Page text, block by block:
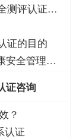
测评认证中
证的目的
安全管理
证咨询
？
认证